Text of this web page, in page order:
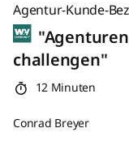
Agentur-Kunde-
challengen"
12 Minuten
Conrad Breyer